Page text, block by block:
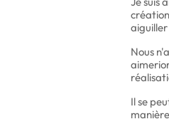
aiguiller
Nous
Il se